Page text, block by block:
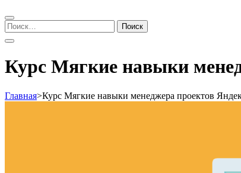
Найти:
Курс Мягкие навыки
Главная>Курс Мягкие навыки менеджера проектов